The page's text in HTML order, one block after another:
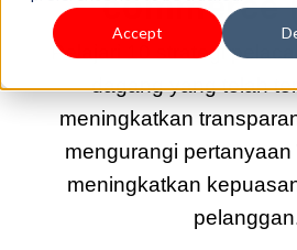
Accept
Pelajari 10 strategi
dagang yang telah
meningkatkan
mengurangi pertanyaan
meningkatkan